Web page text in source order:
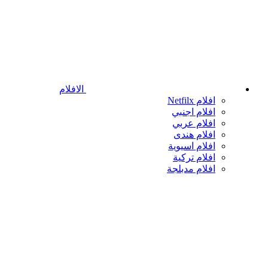
الافلام
افلام Netfilx
افلام اجنبي
افلام عربي
افلام هندى
افلام اسيوية
افلام تركية
افلام مدبلجة